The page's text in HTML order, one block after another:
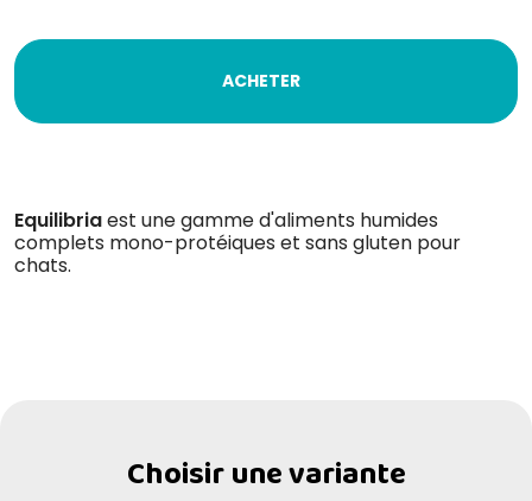
ACHETER
Equilibriaest une gamme d'aliments humides
complets mono-protéiques et sans gluten pour
chats.
Choisir une variante